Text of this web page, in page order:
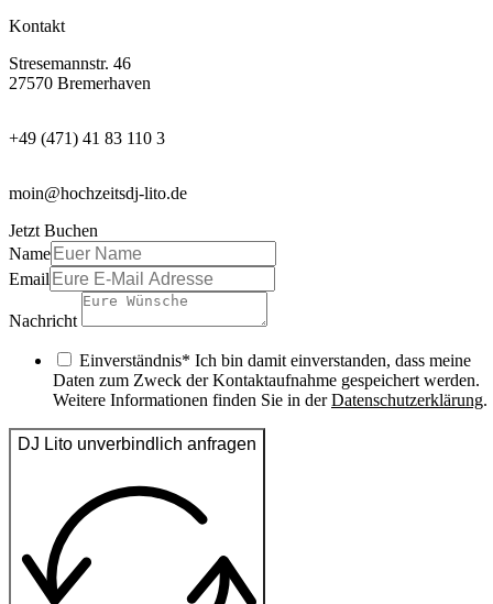
Kontakt
Stresemannstr. 46
27570 Bremerhaven
+49 (471) 41 83 110 3
moin@hochzeitsdj-lito.de
Jetzt Buchen
Name
Email
Nachricht
Einverständnis* Ich bin damit einverstanden, dass meine
Daten zum Zweck der Kontaktaufnahme gespeichert werden.
Weitere Informationen finden Sie in derDatenschutzerklärung.
DJ Lito unverbindlich anfragen